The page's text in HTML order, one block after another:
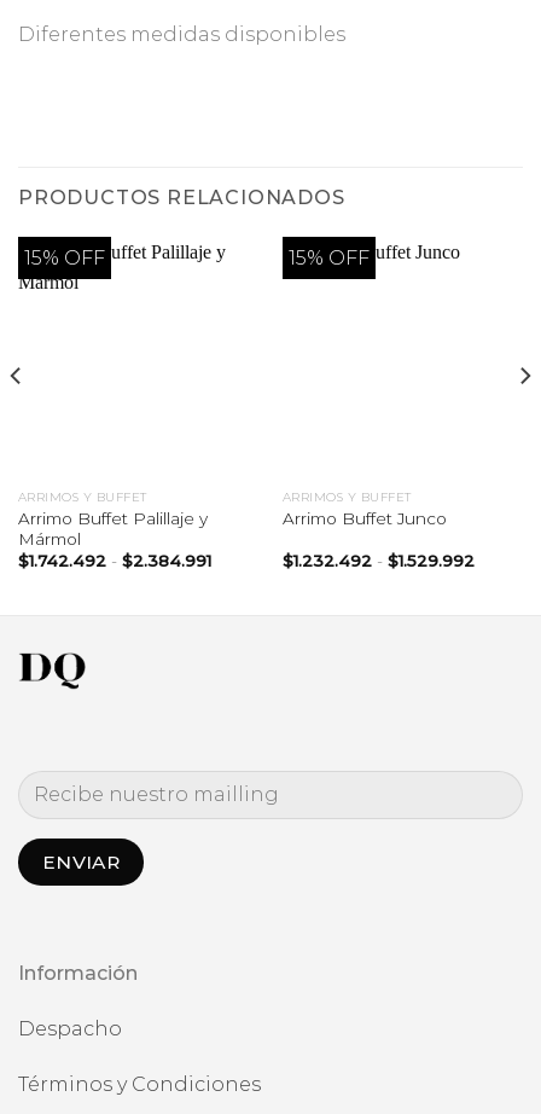
Diferentes medidas disponibles
PRODUCTOS RELACIONADOS
15% OFF
ARRIMOS Y BUFFET
Arrimo Buffet Palillaje y
Mármol
$1.742.492 - $2.384.991Rango
15% OFF
ARRIMOS Y BUFFET
Arrimo Buffet Junco
$1.232.492 - $1.529.992Rango
Información
Despacho
Términos y Condiciones